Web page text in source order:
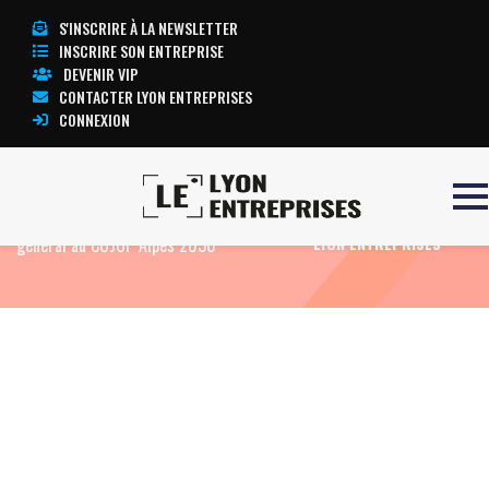
S'INSCRIRE À LA NEWSLETTER
INSCRIRE SON ENTREPRISE
DEVENIR VIP
CONTACTER LYON ENTREPRISES
CONNEXION
Un nouveau directeur
général au COJOP Alpes 2030
TOUTE L’ACTUALITÉ
LYON ENTREPRISES